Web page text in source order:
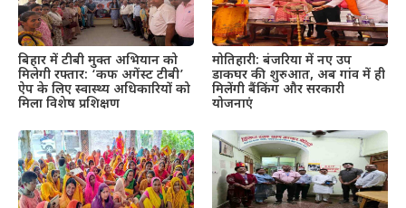
बिहार में टीबी मुक्त अभियान को
मिलेगी रफ्तार: ‘कफ अगेंस्ट टीबी’
ऐप के लिए स्वास्थ्य अधिकारियों को
मिला विशेष प्रशिक्षण
मोतिहारी: बंजरिया में नए उप
डाकघर की शुरुआत, अब गांव में ही
मिलेंगी बैंकिंग और सरकारी
योजनाएं